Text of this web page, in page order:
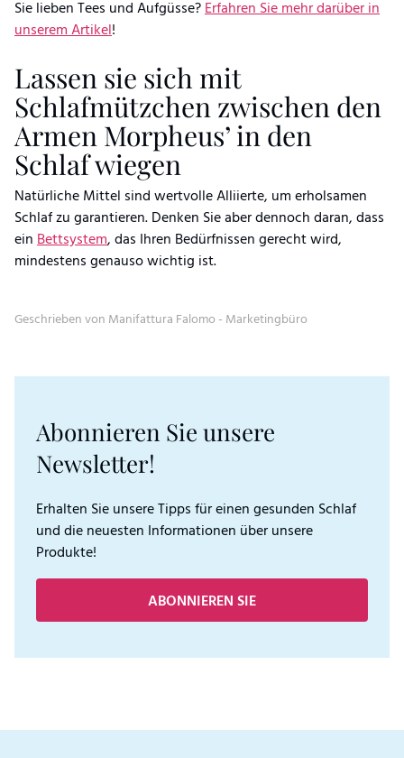
Sie lieben Tees und Aufgüsse?Erfahren Sie mehr darüber in
unserem Artikel!
Lassen sie sich mit
Schlafmützchen zwischen den
Armen Morpheus’ in den
Schlaf wiegen
Natürliche Mittel sind wertvolle Alliierte, um erholsamen
Schlaf zu garantieren. Denken Sie aber dennoch daran, dass
einBettsystem, das Ihren Bedürfnissen gerecht wird,
mindestens genauso wichtig ist.
Geschrieben von Manifattura Falomo - Marketingbüro
Abonnieren Sie unsere
Newsletter!
Erhalten Sie unsere Tipps für einen gesunden Schlaf
und die neuesten Informationen über unsere
Produkte!
ABONNIEREN SIE